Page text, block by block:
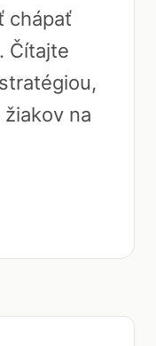
chápať
Čítajte
na